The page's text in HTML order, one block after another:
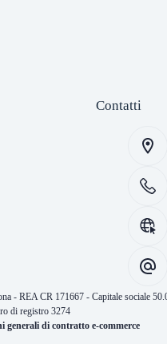
Contatti
- REA CR 171667 - Capitale sociale
di registro 3274
generali di contratto e-commerce